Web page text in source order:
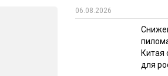
ИТОГИ МЕРОПРИЯТИЙ
06.08.2026
Китая
для